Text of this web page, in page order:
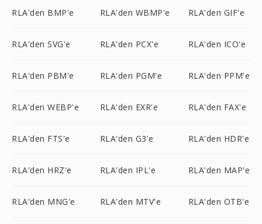
RLA'den BMP'e RLA'den WBMP'e RLA'den GIF'e
RLA'den SVG'e RLA'den PCX'e RLA'den ICO'e
RLA'den PBM'e RLA'den PGM'e RLA'den PPM'e
RLA'den WEBP'e RLA'den EXR'e RLA'den FAX'e
RLA'den FTS'e RLA'den G3'e RLA'den HDR'e
RLA'den HRZ'e RLA'den IPL'e RLA'den MAP'e
RLA'den MNG'e RLA'den MTV'e RLA'den OTB'e